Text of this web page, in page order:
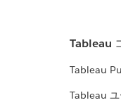
Tableau
Tableau
Tableau